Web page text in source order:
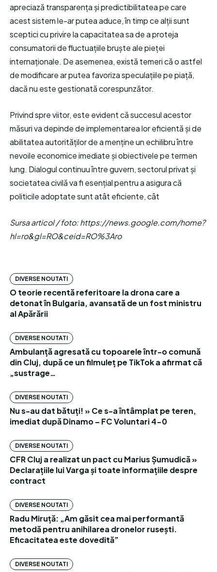
apreciază transparența și predictibilitatea pe care
acest sistem le-ar putea aduce, în timp ce alții sunt
sceptici cu privire la capacitatea sa de a proteja
consumatorii de fluctuațiile bruște ale pieței
internaționale. De asemenea, există temeri că o astfel
de modificare ar putea favoriza speculațiile pe piață,
dacă nu este gestionată corespunzător.
Privind spre viitor, este evident că succesul acestor
măsuri va depinde de implementarea lor eficientă și de
abilitatea autorităților de a menține un echilibru între
nevoile economice imediate și obiectivele pe termen
lung. Dialogul continuu între guvern, sectorul privat și
societatea civilă va fi esențial pentru a asigura că
politicile adoptate sunt atât eficiente, cât
Sursa articol / foto: https://news.google.com/home?
hl=ro&gl=RO&ceid=RO%3Aro
DIVERSE NOUTATI
O teorie recentă referitoare la drona care a
detonat în Bulgaria, avansată de un fost ministru
al Apărării
DIVERSE NOUTATI
Ambulanță agresată cu topoarele într-o comună
din Cluj, după ce un filmuleț pe TikTok a afirmat că
„sustrage…
DIVERSE NOUTATI
Nu s-au dat bătuți! » Ce s-a întâmplat pe teren,
imediat după Dinamo – FC Voluntari 4-0
DIVERSE NOUTATI
CFR Cluj a realizat un pact cu Marius Șumudică »
Declarațiile lui Varga și toate informațiile despre
contract
DIVERSE NOUTATI
Radu Miruță: „Am găsit cea mai performantă
metodă pentru anihilarea dronelor rusești.
Eficacitatea este dovedită”
DIVERSE NOUTATI